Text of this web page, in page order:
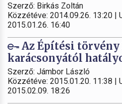
Szerző: Birkás Zoltán
Közzétéve: 2014.09.26. 13:20 |
2015.01.26. 16:40
Az Építési törvény
karácsonyától
Szerző: Jámbor László
Közzétéve: 2015.01.20. 11:38 |
2015.02.09. 18:26